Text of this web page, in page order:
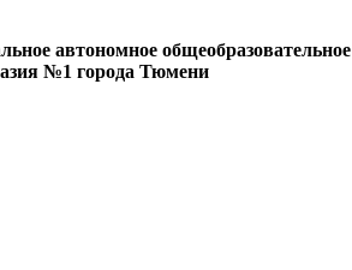
автономное общеобразовательное
№1 города Тюмени